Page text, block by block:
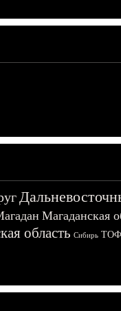
Магаданская
область Сибирь ТОФ